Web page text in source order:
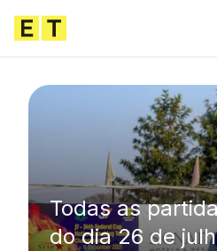
Todas as
do dia 26 de